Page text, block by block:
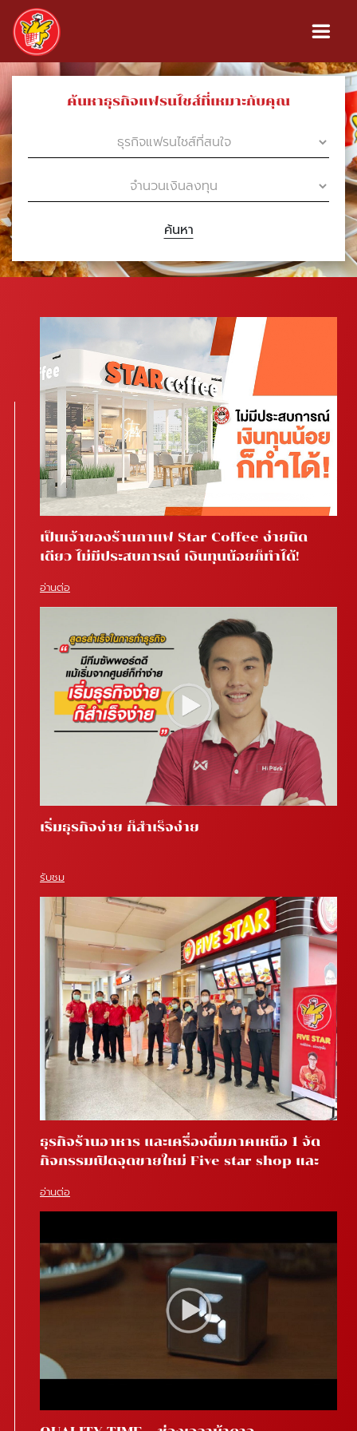
ค้นหาธุรกิจแฟรนไชส์ที่เหมาะกับคุณ
ค้นหา
เป็นเจ้าของร้านกาแฟ Star Coffee ง่ายนิด
เดียว ไม่มีประสบการณ์ เงินทุนน้อยก็ทำได้!
อ่านต่อ
เริ่มธุรกิจง่าย ก็สำเร็จง่าย
รับชม
ธุรกิจร้านอาหาร และเครื่องดื่มภาคเหนือ 1 จัด
กิจกรรมเปิดจุดขายใหม่ Five star shop และ
อ่านต่อ